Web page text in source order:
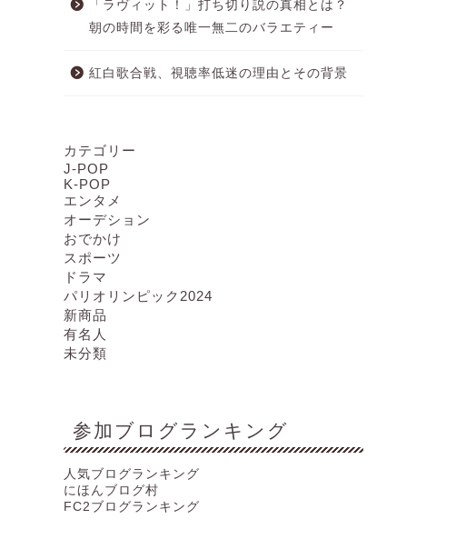
「ラヴィット！」打ち切り説の真相とは？
朝の時間を彩る唯一無二のバラエティー
紅白歌合戦、視聴率低迷の理由とその背景
カテゴリー
J-POP
K-POP
エンタメ
オーデション
おでかけ
スポーツ
ドラマ
パリオリンピック2024
新商品
有名人
未分類
参加ブログランキング
人気ブログランキング
にほんブログ村
FC2ブログランキング